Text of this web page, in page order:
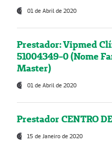
01 de Abril de 2020
Prestador: Vipmed
51004349-0 (Nome
Master)
01 de Abril de 2020
Prestador CENTRO
15 de Janeiro de 2020